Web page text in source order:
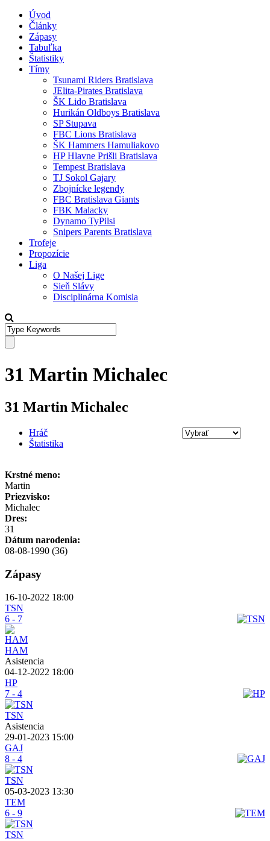
Úvod
Články
Zápasy
Tabuľka
Štatistiky
Tímy
Tsunami Riders Bratislava
JElita-Pirates Bratislava
ŠK Lido Bratislava
Hurikán Oldboys Bratislava
SP Stupava
FBC Lions Bratislava
ŠK Hammers Hamuliakovo
HP Hlavne Prišli Bratislava
Tempest Bratislava
TJ Sokol Gajary
Zbojnícke legendy
FBC Bratislava Giants
FBK Malacky
Dynamo TyPilsi
Snipers Parents Bratislava
Trofeje
Propozície
Liga
O Našej Lige
Sieň Slávy
Disciplinárna Komisia
31 Martin Michalec
31 Martin Michalec
Hráč
Štatistika
Krstné meno:
Martin
Priezvisko:
Michalec
Dres:
31
Dátum narodenia:
08-08-1990 (36)
Zápasy
16-10-2022 18:00
TSN
6 - 7
HAM
Asistencia
04-12-2022 18:00
HP
7 - 4
TSN
Asistencia
29-01-2023 15:00
GAJ
8 - 4
TSN
05-03-2023 13:30
TEM
6 - 9
TSN